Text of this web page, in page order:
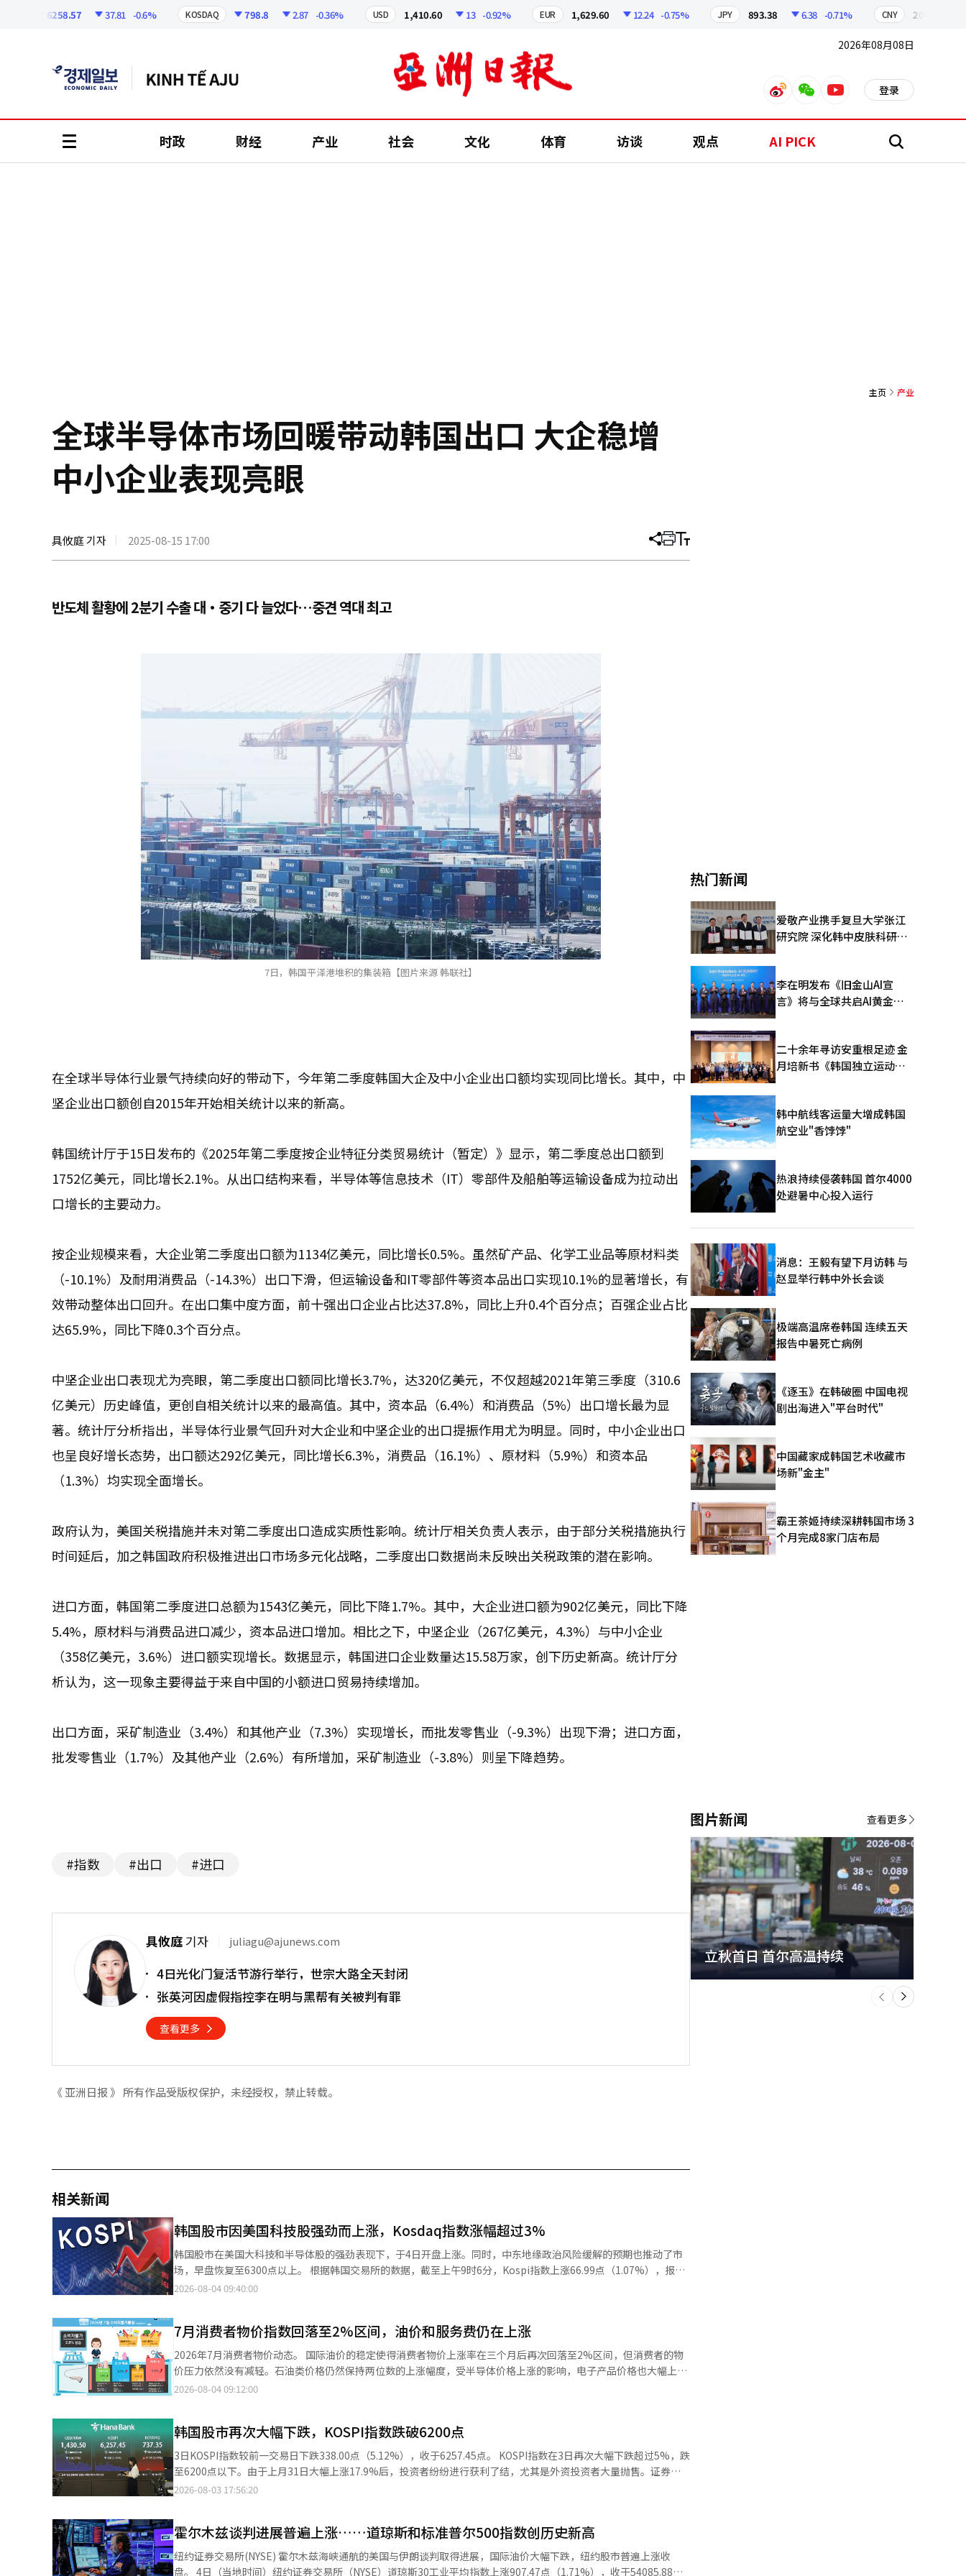
6258.57 37.81 -0.6% KOSDAQ 798.8 2.87 -0.36% USD 1,410.60 13 -0.92% EUR 1,629.60 12.24 -0.75% JPY 893.38 6.38 -0.71% CNY 209.17
2026年08月08日
weiboweixinyoutube 登录
时政 财经 产业 社会 文化 体育 访谈 观点 AI PICK 搜
主页 产业
全球半导体市场回暖带动韩国出口 大企稳增
中小企业表现亮眼
具攸庭 기자 2025-08-15 17:00 分
文
打 调
大
반도체 활황에 2분기 수출 대·중기 다 늘었다…중견 역대 최고
7日，韩国平泽港堆积的集装箱【图片来源 韩联社】
在全球半导体行业景气持续向好的带动下，今年第二季度韩国大企及中小企业出口额均实现同比增长。其中，中
坚企业出口额创自2015年开始相关统计以来的新高。
韩国统计厅于15日发布的《2025年第二季度按企业特征分类贸易统计（暂定）》显示，第二季度总出口额到
1752亿美元，同比增长2.1%。从出口结构来看，半导体等信息技术（IT）零部件及船舶等运输设备成为拉动出
口增长的主要动力。
按企业规模来看，大企业第二季度出口额为1134亿美元，同比增长0.5%。虽然矿产品、化学工业品等原材料类
（-10.1%）及耐用消费品（-14.3%）出口下滑，但运输设备和IT零部件等资本品出口实现10.1%的显著增长，有
效带动整体出口回升。在出口集中度方面，前十强出口企业占比达37.8%，同比上升0.4个百分点；百强企业占比
达65.9%，同比下降0.3个百分点。
中坚企业出口表现尤为亮眼，第二季度出口额同比增长3.7%，达320亿美元，不仅超越2021年第三季度（310.6
亿美元）历史峰值，更创自相关统计以来的最高值。其中，资本品（6.4%）和消费品（5%）出口增长最为显
著。统计厅分析指出，半导体行业景气回升对大企业和中坚企业的出口提振作用尤为明显。同时，中小企业出口
也呈良好增长态势，出口额达292亿美元，同比增长6.3%，消费品（16.1%）、原材料（5.9%）和资本品
（1.3%）均实现全面增长。
政府认为，美国关税措施并未对第二季度出口造成实质性影响。统计厅相关负责人表示，由于部分关税措施执行
时间延后，加之韩国政府积极推进出口市场多元化战略，二季度出口数据尚未反映出关税政策的潜在影响。
进口方面，韩国第二季度进口总额为1543亿美元，同比下降1.7%。其中，大企业进口额为902亿美元，同比下降
5.4%，原材料与消费品进口减少，资本品进口增加。相比之下，中坚企业（267亿美元，4.3%）与中小企业
（358亿美元，3.6%）进口额实现增长。数据显示，韩国进口企业数量达15.58万家，创下历史新高。统计厅分
析认为，这一现象主要得益于来自中国的小额进口贸易持续增加。
出口方面，采矿制造业（3.4%）和其他产业（7.3%）实现增长，而批发零售业（-9.3%）出现下滑；进口方面，
批发零售业（1.7%）及其他产业（2.6%）有所增加，采矿制造业（-3.8%）则呈下降趋势。
#指数 #出口 #进口
具攸庭 기자 juliagu@ajunews.com
4日光化门复活节游行举行，世宗大路全天封闭
张英河因虚假指控李在明与黑帮有关被判有罪
查看更多
《 亚洲日报 》 所有作品受版权保护，未经授权，禁止转载。
相关新闻
韩国股市因美国科技股强劲而上涨，Kosdaq指数涨幅超过3%
韩国股市在美国大科技和半导体股的强劲表现下，于4日开盘上涨。同时，中东地缘政治风险缓解的预期也推动了市
场，早盘恢复至6300点以上。 根据韩国交易所的数据，截至上午9时6分，Kospi指数上涨66.99点（1.07%），报
6324.44点。该指数较前一交易日开盘上涨93.93点（1.50%），报6351.38点。 在证券市场上，个人投资者净买入
1.90%，三星电子上涨1.04%，KB金融上涨0.35%，三星生物制药上涨0.21%，三星物产上涨0.15%。相反，三星生
命下跌0.35%，现代汽车下跌0.25%。 前一晚，纽约股市因中东紧张局势缓解的预期，投资者情绪回暖，普遍上涨。
尤其是半导体等科技股的强劲表现推动了市场上涨。Meta上涨6.02%，Alphabet上涨4.88%，微软上涨4.93%。亚
马逊则上涨4.58%，创下历史新高。 对此，Kiwoom证券的研究员韩志英分析称：“亚马逊在软件领域证明了AI盈利
能力，这将对韩国股市形成利好。” 同一时间，Kosdaq指数上涨27.49点（3.73%），报764.84点。该指数较前一交
分别净卖出172亿韩元和472亿韩元。 市值前列的股票大多大幅上涨。ABL Bio上涨8.73%，LigaChem Bio上涨
8.49%，Alteogen上涨7.24%，三千堂制药上涨5.81%，EcoPro上涨5.17%，EcoPro BM上涨4.96%，Peptron上
涨4.88%，HLB上涨4.85%，主成工程上涨4.15%，Wonik IPS上涨2.88%，Pharma Research上涨2.82%，Rino工
业上涨2.12%。相反，Rainbow Robotics唯一下跌，跌幅为1.09%。 一位研究员表示：“今天Kospi指数将在特朗
普TACO引发的油价和利率下跌、美国半导体股反弹的推动下表现强劲。尽管日收益率波动较大，但在盈利动能减弱
2026-08-04 09:40:00
7月消费者物价指数回落至2%区间，油价和服务费仍在上涨
2026年7月消费者物价动态。 国际油价的稳定使得消费者物价上涨率在三个月后再次回落至2%区间，但消费者的物
价压力依然没有减轻。石油类价格仍然保持两位数的上涨幅度，受半导体价格上涨的影响，电子产品价格也大幅上
升。 根据国家数据处在4日发布的2026年7月消费者物价动态，上个月的消费者物价指数为119.77（2020=100），比
政府分析认为石油类价格已趋于稳定，但仍然保持两位数的上涨幅度。柴油上涨了21.5%，汽油上涨了12.6%，煤油
上涨了20.5%。 电子产品的上涨趋势也十分明显。计算机价格上涨了25.1%，便携式多媒体设备上涨了22.5%，刺激
了消费者物价。此外，电动汽车的价格比去年上涨了6.2%。 数据处经济动态统计审议官李斗源表示：“由于半导体
价格上涨，便携式多媒体设备的价格也随之上涨。”他还指出：“电动汽车因新产品发布及现有产品的更新换代导致
出厂价上涨，加上个别消费税的恢复，价格比去年同月上涨了6.2%。” 服务物价上涨了2.6%。公共服务上涨了
素有关。 电力、燃气和自来水的价格比去年同月上涨了0.4%，这主要是由于夏季的阶梯电价适用，导致上涨幅度不
大。 食品价格也对整体物价上涨产生了影响。消费者主要购买的国产牛肉上涨了5.7%，进口牛肉上涨了8.7%，猪肉
上涨了1.8%，鲭鱼上涨了7.0%。此外，大米上涨了7.9%，鸡蛋上涨了7.5%，葱上涨了18.3%。 新鲜食品指数比去
2026-08-04 09:12:00
韩国股市再次大幅下跌，KOSPI指数跌破6200点
3日KOSPI指数较前一交易日下跌338.00点（5.12%），收于6257.45点。 KOSPI指数在3日再次大幅下跌超过5%，跌
至6200点以下。由于上月31日大幅上涨17.9%后，投资者纷纷进行获利了结，尤其是外资投资者大量抛售。证券界
普遍认为，由于杠杆清算等因素，短期内市场将继续波动，但在超卖状态缓解后，KOSPI有望反弹至9000点。 根据
的低价买入行为十分明显。在证券市场上，个人投资者净买入额达到4兆6531亿韩元。相反，外资和机构投资者分别
净卖出2兆8429亿韩元和1兆9477亿韩元，导致指数下跌。尤其是三星电子（-8.76%）和SK海力士（-8.79%）等大
型半导体股的急跌，主导了KOSPI的下行。 市场普遍认为，KOSPI的波动将持续，呈现出过山车般的走势。KOSPI自
2026-08-03 17:56:20
霍尔木兹谈判进展普遍上涨……道琼斯和标准普尔500指数创历史新高
纽约证券交易所(NYSE) 霍尔木兹海峡通航的美国与伊朗谈判取得进展，国际油价大幅下跌，纽约股市普遍上涨收
盘。 4日（当地时间）纽约证券交易所（NYSE）道琼斯30工业平均指数上涨907.47点（1.71%），收于54085.88
热门新闻
爱敬产业携手复旦大学张江
研究院 深化韩中皮肤科研合
李在明发布《旧金山AI宣
言》将与全球共启AI黄金时
二十余年寻访安重根足迹 金
月培新书《韩国独立运动圣
韩中航线客运量大增成韩国
航空业"香饽饽"
热浪持续侵袭韩国 首尔4000
处避暑中心投入运行
消息：王毅有望下月访韩 与
赵显举行韩中外长会谈
极端高温席卷韩国 连续五天
报告中暑死亡病例
《逐玉》在韩破圈 中国电视
剧出海进入"平台时代"
中国藏家成韩国艺术收藏市
场新"金主"
霸王茶姬持续深耕韩国市场 3
个月完成8家门店布局
图片新闻
立秋首日 首尔高温持续
下
一
个
查看更多